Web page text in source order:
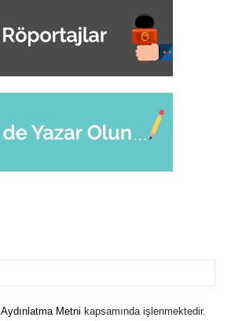
Aydınlatma Metni kapsamında işlenmektedir.